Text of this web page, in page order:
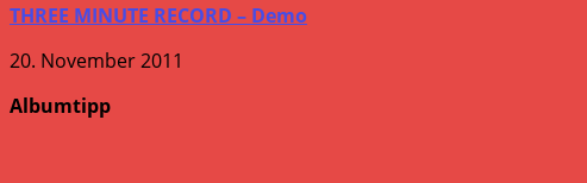
THREE MINUTE RECORD – Demo
20. November 2011
Albumtipp